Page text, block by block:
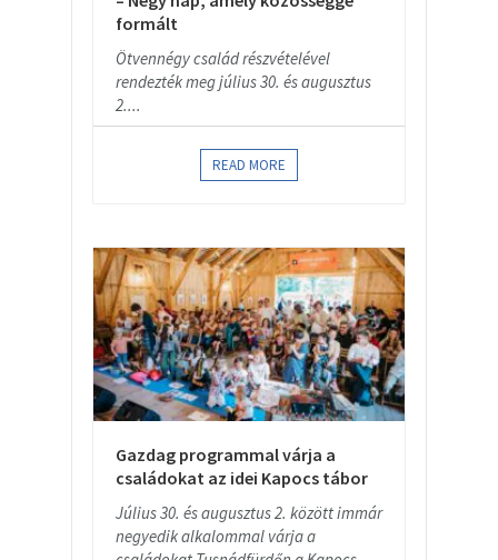
formált
Ötvennégy család részvételével
rendezték meg július 30. és augusztus
2....
READ MORE
Gazdag programmal várja a
családokat az idei Kapocs tábor
Július 30. és augusztus 2. között immár
negyedik alkalommal várja a